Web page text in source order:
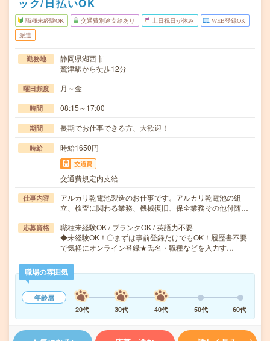
ック/日払いOK
職種未経験OK 交通費別途支給あり 土日祝日が休み WEB登録OK
派遣
勤務地
静岡県湖西市
鷲津駅から徒歩12分
曜日頻度 月～金
時間 08:15～17:00
期間 長期でお仕事できる方、大歓迎！
時給 時給1650円
交通費
交通費規定内支給
仕事内容
アルカリ乾電池製造のお仕事です。アルカリ乾電池の組
立、検査に関わる業務、機械復旧、保全業務その他付随…
応募資格
職種未経験OK / ブランクOK / 英語力不要
◆未経験OK！〇まずは事前登録だけでもOK！履歴書不要
で気軽にオンライン登録★氏名・職種などを入力す…
職場の雰囲気
年齢層
20代
30代 40代 50代 60代